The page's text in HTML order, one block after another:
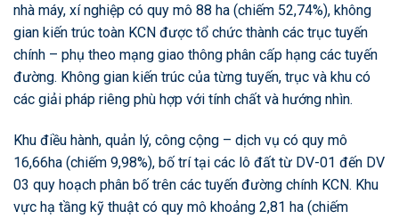
nhà máy, xí nghiệp có quy mô 88 ha (chiếm 52,74%), không
gian kiến trúc toàn KCN được tổ chức thành các trục tuyến
chính – phụ theo mạng giao thông phân cấp hạng các tuyến
đường. Không gian kiến trúc của từng tuyến, trục và khu có
các giải pháp riêng phù hợp với tính chất và hướng nhìn.
Khu điều hành, quản lý, công cộng – dịch vụ có quy mô
16,66ha (chiếm 9,98%), bố trí tại các lô đất từ DV-01 đến DV
03 quy hoạch phân bố trên các tuyến đường chính KCN. Khu
vực hạ tầng kỹ thuật có quy mô khoảng 2,81 ha (chiếm